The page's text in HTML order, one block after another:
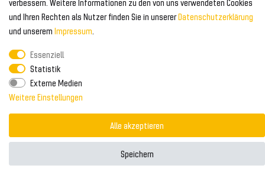
und Ihren Rechten als Nutzer finden Sie in unsererDaten­schutz­erklärung
und unserem Impressum.
Essenziell
Statistik
Externe Medien
Weitere Einstellungen
Alle akzeptieren
Speichern